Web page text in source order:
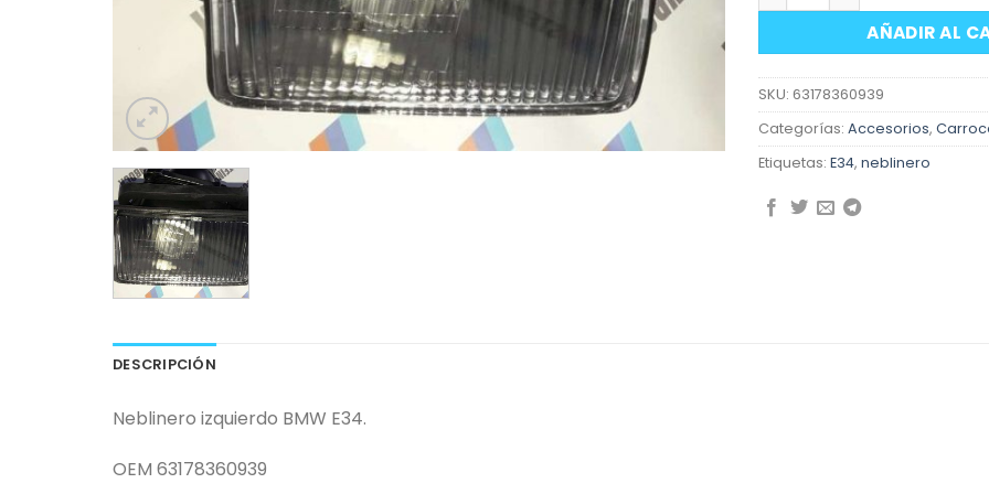
AÑADIR AL
SKU: 63178360939
Categorías: Accesorios,
Etiquetas: E34, neblinero
DESCRIPCIÓN
Neblinero izquierdo BMW E34.
OEM 63178360939